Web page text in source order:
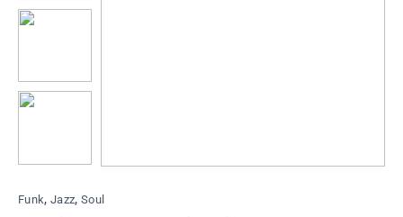
Funk,Jazz,Soul